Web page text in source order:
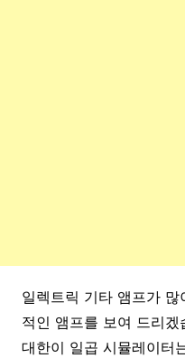
일렉트릭 기타 앰프가
적인 앰프를 보여 드리
대한이 일곱 시뮬레이터